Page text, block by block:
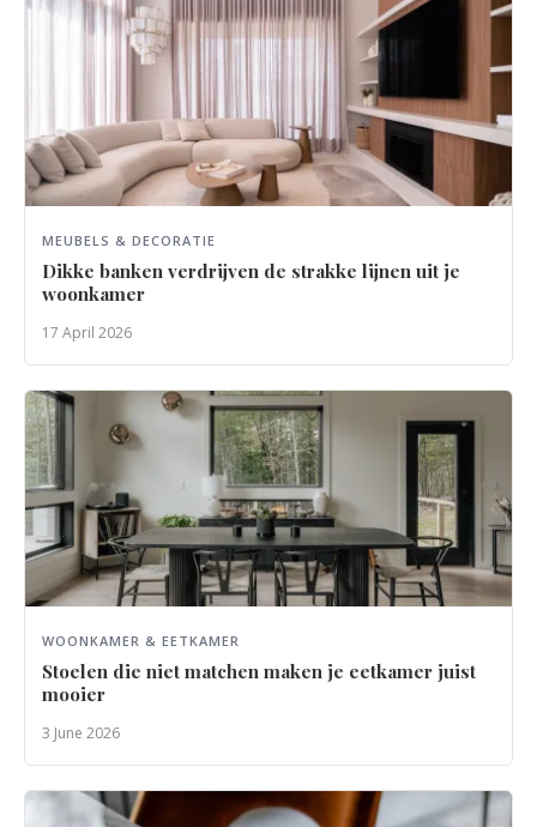
MEUBELS & DECORATIE
Dikke banken verdrijven de strakke lijnen uit je
woonkamer
17 April 2026
WOONKAMER & EETKAMER
Stoelen die niet matchen maken je eetkamer juist
mooier
3 June 2026